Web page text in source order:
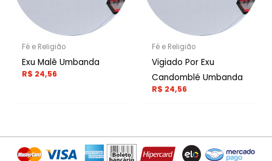
Fé e Religião
Exu Malê Umbanda
R$ 24,56
Fé e Religião
Vigiado Por Exu
Candomblé Umbanda
R$ 24,56